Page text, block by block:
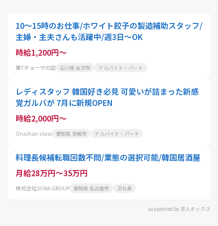
10～15時のお仕事/ホワイト餃子の製造補助スタッフ/
主婦・主夫さんも活躍中/週3日～OK
時給1,200円～
第7ギョーザの店 石川県 金沢市 アルバイト・パート
レディスタッフ 韓国好き必見 可愛いが詰まった新感
覚ガルバが 7月に新規OPEN
時給2,000円～
Oruchan class 愛知県 安城市 アルバイト・パート
料理長候補転職回数不問/業態の選択可能/韓国居酒屋
月給28万円～35万円
株式会社SORA GROUP 愛知県 名古屋市 正社員
supported by 求人ボックス